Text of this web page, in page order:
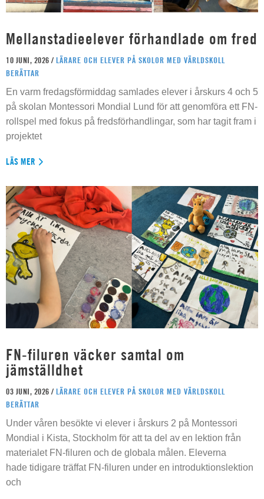
Mellanstadieelever förhandlade om fred
10 JUNI, 2026 / LÄRARE OCH ELEVER PÅ SKOLOR MED VÄRLDSKOLL
BERÄTTAR
En varm fredagsförmiddag samlades elever i årskurs 4 och 5
på skolan Montessori Mondial Lund för att genomföra ett FN-
rollspel med fokus på fredsförhandlingar, som har tagit fram i
projektet
LÄS MER
FN-filuren väcker samtal om
jämställdhet
03 JUNI, 2026 / LÄRARE OCH ELEVER PÅ SKOLOR MED VÄRLDSKOLL
BERÄTTAR
Under våren besökte vi elever i årskurs 2 på Montessori
Mondial i Kista, Stockholm för att ta del av en lektion från
materialet FN-filuren och de globala målen. Eleverna
hade tidigare träffat FN-filuren under en introduktionslektion
och